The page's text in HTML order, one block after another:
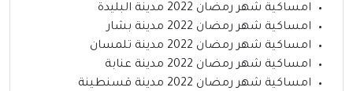
امساكية شهر رمضان 2022 مدينة البليدة
امساكية شهر رمضان 2022 مدينة بشار
امساكية شهر رمضان 2022 مدينة تلمسان
امساكية شهر رمضان 2022 مدينة عنابة
امساكية شهر رمضان 2022 مدينة قسنطينة